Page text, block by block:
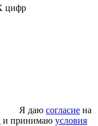
цифр
Я даю согласие на
и принимаю условия